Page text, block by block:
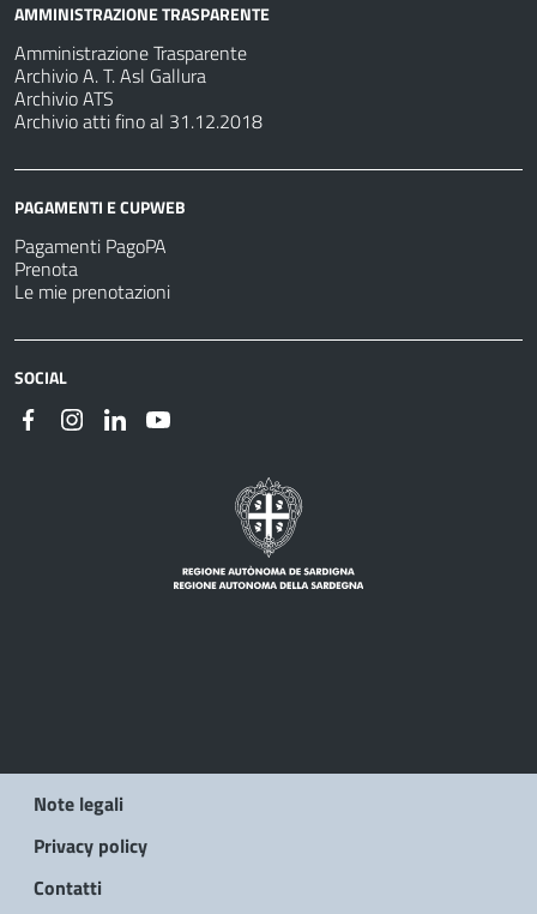
AMMINISTRAZIONE TRASPARENTE
Amministrazione Trasparente
Archivio A. T. Asl Gallura
Archivio ATS
Archivio atti fino al 31.12.2018
PAGAMENTI E CUPWEB
Pagamenti PagoPA
Prenota
Le mie prenotazioni
SOCIAL
Note legali
Privacy policy
Contatti